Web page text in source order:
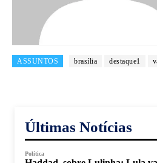
ASSUNTOS brasília destaque1
Últimas Notícias
Política